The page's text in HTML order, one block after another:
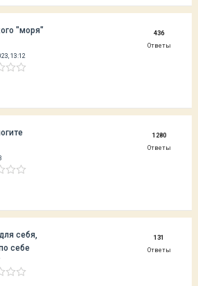
"моря"
13:12
436
Ответы
1280
Ответы
себя,
себе
131
Ответы